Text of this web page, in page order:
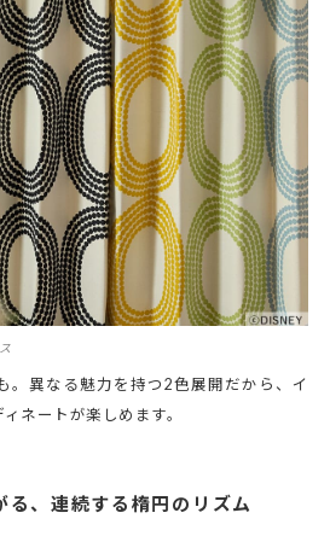
。異なる魅力を持つ2色展開だから、イ
ネートが楽しめます。
る、連続する楕円のリズム